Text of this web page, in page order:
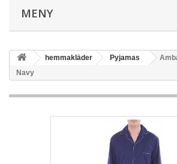
MENY
hemmakläder Pyjamas
Navy